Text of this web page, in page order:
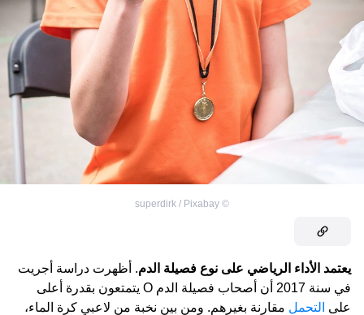
©
superdirk / Pixabay
يعتمد الأداء الرياضي على نوع فصيلة الدم. أظهرت دراسة أجريت
في سنة 2017 أن أصحاب فصيلة الدم
O يتمتعون بقدرة أعلى
على التحمل مقارنة بغيرهم. ومن بين نخبة من لاعبي كرة الماء،